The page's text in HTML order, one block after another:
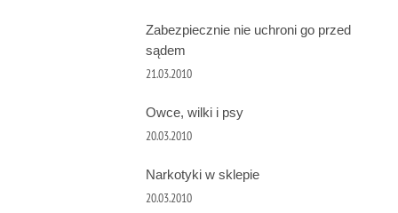
Zabezpiecznie nie uchroni go przed
sądem
21.03.2010
Owce, wilki i psy
20.03.2010
Narkotyki w sklepie
20.03.2010